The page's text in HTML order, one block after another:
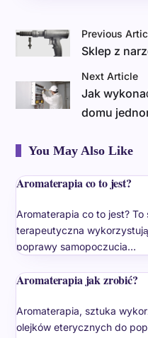
Previous
Sklep z
Next Article
Jak
domu
You May Also Like
Aromaterapia co to jest?
Aromaterapia co to jest?
terapeutyczna
poprawy samopoczucia…
Aromaterapia jak zrobić?
Aromaterapia, sztuka
olejków eterycznych do